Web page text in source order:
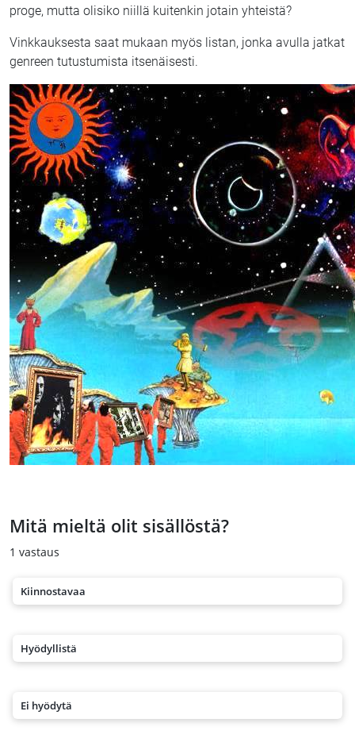
proge, mutta olisiko niillä kuitenkin jotain yhteistä?
Vinkkauksesta saat mukaan myös listan, jonka avulla jatkat
genreen tutustumista itsenäisesti.
Mitä mieltä olit sisällöstä?
1 vastaus
Kiinnostavaa
Hyödyllistä
Ei hyödytä